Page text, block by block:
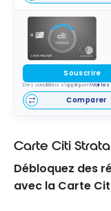
Souscrire
Des conditions s'appliquentVoir
Comparer
Carte Citi
Débloquez des
avec la Carte